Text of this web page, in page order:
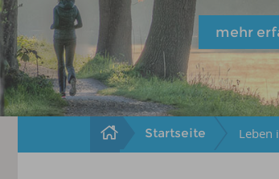
mehr
Startseite Leben